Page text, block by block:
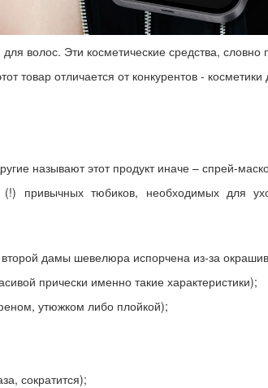
волос. Эти косметические средства,
товар отличается от конкурентов - косметики
называют этот продукт иначе – спрей-
привычных тюбиков, необходимых для
дамы шевелюра испорчена из-за
прически именно такие характеристики);
утюжком либо плойкой);
сократится);